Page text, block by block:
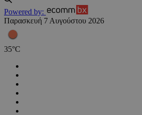
Powered by:
Παρασκευή 7 Αυγούστου 2026
35°C